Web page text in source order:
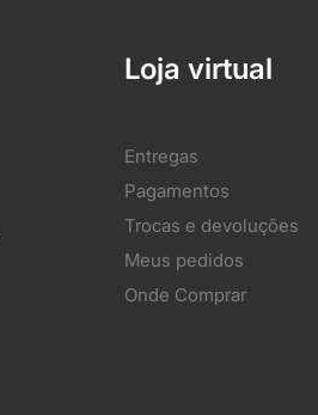
Loja virtual
Entregas
Pagamentos
Trocas e devoluções
Meus pedidos
Onde Comprar